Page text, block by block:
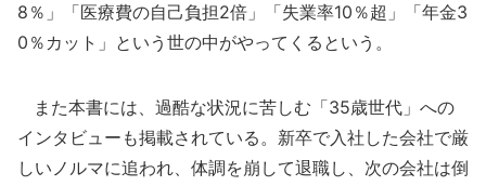
8％」「医療費の自己負担2倍」「失業率10％超」「年金3
0％カット」という世の中がやってくるという。
また本書には、過酷な状況に苦しむ「35歳世代」への
インタビューも掲載されている。新卒で入社した会社で厳
しいノルマに追われ、体調を崩して退職し、次の会社は倒